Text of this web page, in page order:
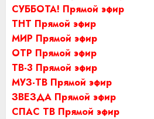
СУББОТА! Прямой эфир
ТНТ Прямой эфир
МИР Прямой эфир
ОТР Прямой эфир
ТВ-3 Прямой эфир
МУЗ-ТВ Прямой эфир
ЗВЕЗДА Прямой эфир
СПАС ТВ Прямой эфир